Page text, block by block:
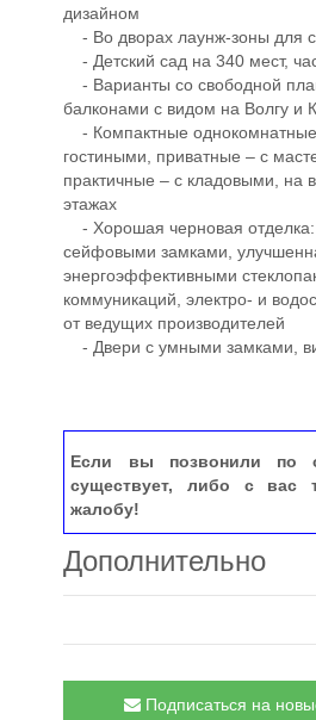
дизайном
- Во дворах лаунж-зоны для
- Детский сад на 340 мест,
- Варианты со свободной
балконами с видом на Волгу и
- Компактные
гостиными, приватные – с
практичные – с кладовыми, на
этажах
- Хорошая черновая отделка:
сейфовыми замками,
энергоэффективными
коммуникаций, электро- и
от ведущих производителей
- Двери с умными замками,
Если вы позвонили по
существует, либо с вас
жалобу!
Дополнительно
Подписаться на